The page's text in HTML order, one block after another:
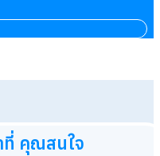
ที่ คุณสนใจ